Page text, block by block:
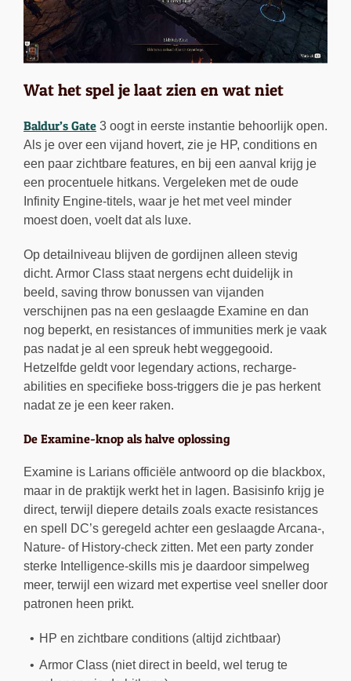
Wat het spel je laat zien en wat niet
Baldur’s Gate 3 oogt in eerste instantie behoorlijk open.
Als je over een vijand hovert, zie je HP, conditions en
een paar zichtbare features, en bij een aanval krijg je
een procentuele hitkans. Vergeleken met de oude
Infinity Engine-titels, waar je het met veel minder
moest doen, voelt dat als luxe.
Op detailniveau blijven de gordijnen alleen stevig
dicht. Armor Class staat nergens echt duidelijk in
beeld, saving throw bonussen van vijanden
verschijnen pas na een geslaagde Examine en dan
nog beperkt, en resistances of immunities merk je vaak
pas nadat je al een spreuk hebt weggegooid.
Hetzelfde geldt voor legendary actions, recharge-
abilities en specifieke boss-triggers die je pas herkent
nadat ze je een keer raken.
De Examine-knop als halve oplossing
Examine is Larians officiële antwoord op die blackbox,
maar in de praktijk werkt het in lagen. Basisinfo krijg je
direct, terwijl diepere details zoals exacte resistances
en spell DC’s geregeld achter een geslaagde Arcana-,
Nature- of History-check zitten. Met een party zonder
sterke Intelligence-skills mis je daardoor simpelweg
meer, terwijl een wizard met expertise veel sneller door
patronen heen prikt.
HP en zichtbare conditions (altijd zichtbaar)
Armor Class (niet direct in beeld, wel terug te